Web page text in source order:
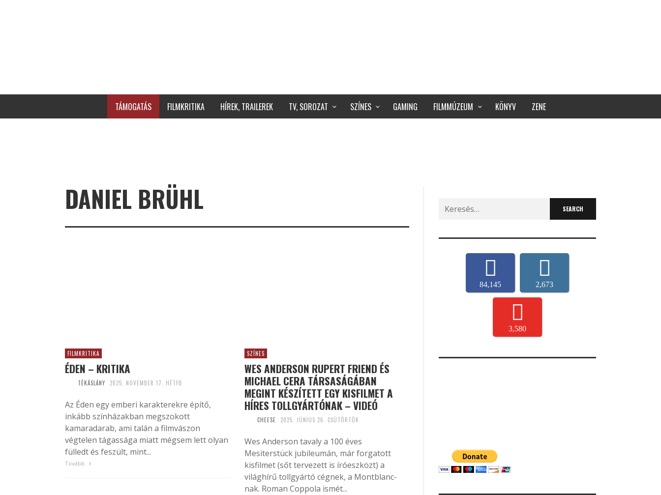
TÁMOGATÁS FILMKRITIKA HÍREK, TRAILEREK TV, SOROZAT SZÍNES GAMING FILMMÚZEUM KÖNYV ZENE
DANIEL BRÜHL
FILMKRITIKA
ÉDEN – KRITIKA
TÉKÁSLÁNY 2025. NOVEMBER 17. HÉTFŐ
Az Éden egy emberi karakterekre építő,
inkább színházakban megszokott
kamaradarab, ami talán a filmvászon
végtelen tágassága miatt mégsem lett olyan
fülledt és feszült, mint...
Tovább
SZÍNES
WES ANDERSON RUPERT FRIEND ÉS
MICHAEL CERA TÁRSASÁGÁBAN
MEGINT KÉSZÍTETT EGY KISFILMET A
HÍRES TOLLGYÁRTÓNAK – VIDEÓ
CHEESE 2025. JÚNIUS 26. CSÜTÖRTÖK
Wes Anderson tavaly a 100 éves
Mesiterstück jubileumán, már forgatott
kisfilmet (sőt tervezett is íróeszközt) a
világhírű tollgyártó cégnek, a Montblanc-
nak. Roman Coppola ismét...
Search
for:
84,145 2,673
3,580